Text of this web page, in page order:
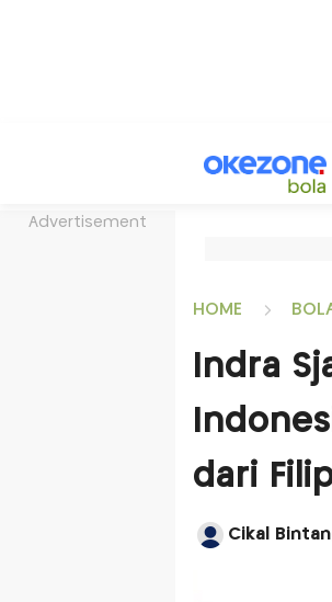
Advertisement
HOME
Indra
dari
Cikal